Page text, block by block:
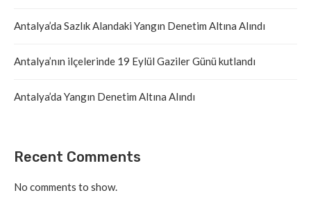
Antalya’da Sazlık Alandaki Yangın Denetim Altına Alındı
Antalya’nın ilçelerinde 19 Eylül Gaziler Günü kutlandı
Antalya’da Yangın Denetim Altına Alındı
Recent Comments
No comments to show.